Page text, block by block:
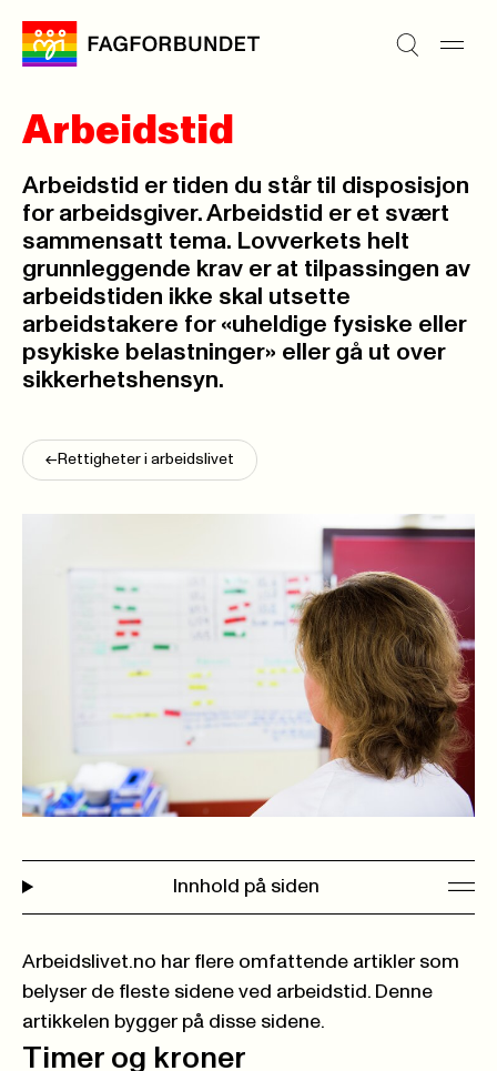
Arbeidstid
Arbeidstid er tiden du står til disposisjon
for arbeidsgiver. Arbeidstid er et svært
sammensatt tema. Lovverkets helt
grunnleggende krav er at tilpassingen av
arbeidstiden ikke skal utsette
arbeidstakere for «uheldige fysiske eller
psykiske belastninger» eller gå ut over
sikkerhetshensyn.
<- Rettigheter i arbeidslivet
Innhold på siden
Arbeidslivet.no har flere omfattende artikler som
belyser de fleste sidene ved arbeidstid. Denne
artikkelen bygger på disse sidene.
Timer og kroner